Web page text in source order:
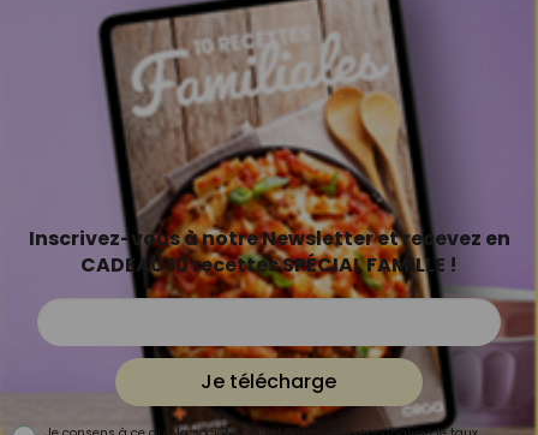
Inscrivez-vous à notre Newsletter et recevez en
CADEAU 10 recettes SPÉCIAL FAMILLE !
Je télécharge